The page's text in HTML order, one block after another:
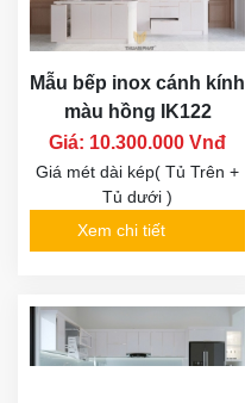
Mẫu bếp inox cánh kính
màu hồng IK122
Giá: 10.300.000 Vnđ
Giá mét dài kép( Tủ Trên +
Tủ dưới )
Xem chi tiết